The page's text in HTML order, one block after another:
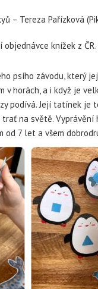
– Tereza Pařízková
knížek z ČR.
psího závodu, který
horách, a i když je
podívá. Její tatínek je
na světě.
od 7 let a všem